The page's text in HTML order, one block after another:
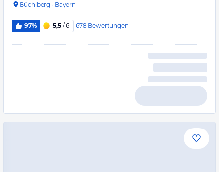
Büchlberg · Bayern
97% 5,5 / 6 678 Bewertungen